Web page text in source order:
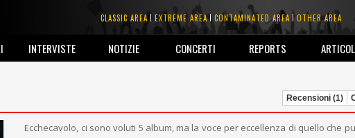
CLASSIC AREA EXTREME AREA CONTAMINATED AREA OTHER AREA
INTERVISTE NOTIZIE CONCERTI REPORTS
Recensioni (1)
Ecchecavolo, ci sono voluti 5 album, ma la voce per eccellenza di quello che